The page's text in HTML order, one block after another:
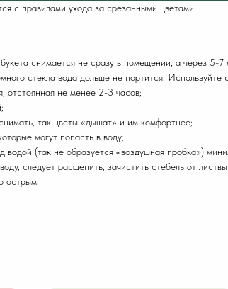
с правилами ухода за срезанными цветами.
снимается не сразу в помещении, а через 5-
стекла вода дольше не портится.
отстоянная не менее 2-3 часов;
так цветы «дышат» и им комфортнее;
могут попасть в воду;
водой (так не образуется «воздушная пробка»)
следует расщепить, зачистить стебель от
острым.